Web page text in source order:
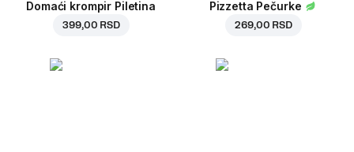
Domaći krompir Piletina
399,00 RSD
Pizzetta Pečurke
269,00 RSD